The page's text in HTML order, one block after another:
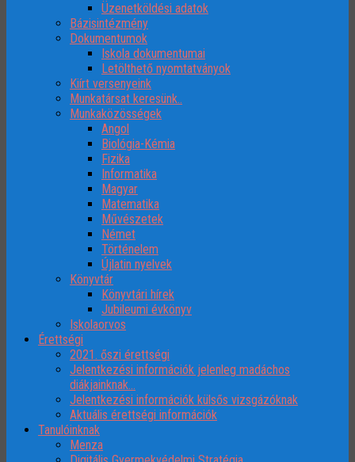
Üzenetköldési adatok
Bázisintézmény
Dokumentumok
Iskola dokumentumai
Letölthető nyomtatványok
Kiírt versenyeink
Munkatársat keresünk..
Munkaközösségek
Angol
Biológia-Kémia
Fizika
Informatika
Magyar
Matematika
Művészetek
Német
Történelem
Újlatin nyelvek
Könyvtár
Könyvtári hírek
Jubileumi évkönyv
Iskolaorvos
Érettségi
2021. őszi érettségi
Jelentkezési információk jelenleg madáchos
diákjainknak…
Jelentkezési információk külsős vizsgázóknak
Aktuális érettségi információk
Tanulóinknak
Menza